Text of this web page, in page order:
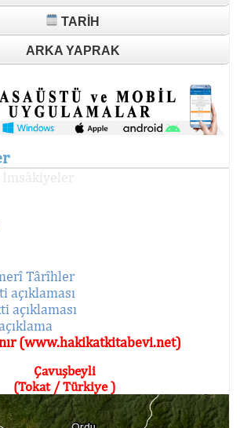
TARIH
ARKA YAPRAK
İmsâkiyeler
Târîhler
açıklaması
açıklaması
(www.hakikatkitabevi.net)
Çavuşbeyli
(Tokat / Türkiye )